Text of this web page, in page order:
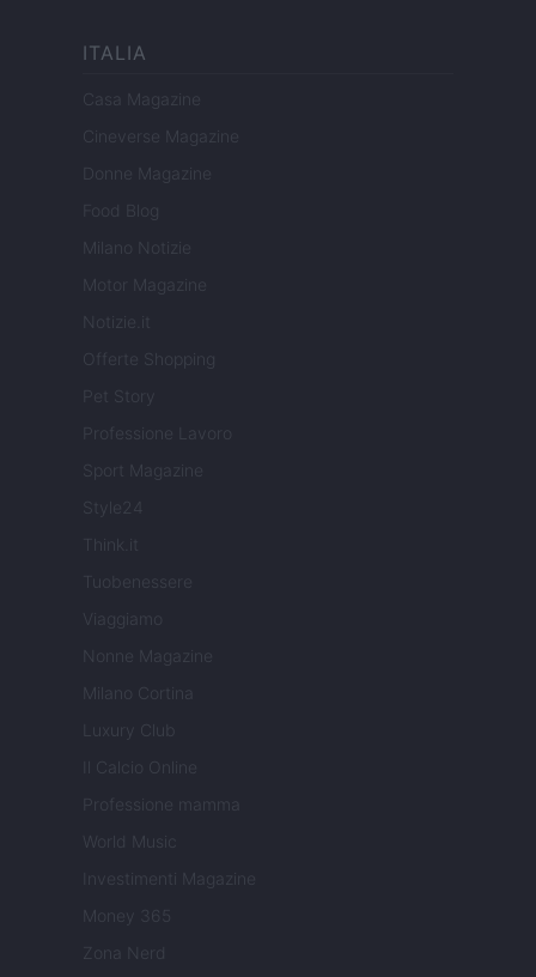
ITALIA
Casa Magazine
Cineverse Magazine
Donne Magazine
Food Blog
Milano Notizie
Motor Magazine
Notizie.it
Offerte Shopping
Professione Lavoro
Sport Magazine
Style24
Think.it
Tuobenessere
Viaggiamo
Nonne Magazine
Milano Cortina
Luxury Club
Il Calcio Online
Professione mamma
World Music
Investimenti Magazine
Money 365
Zona Nerd